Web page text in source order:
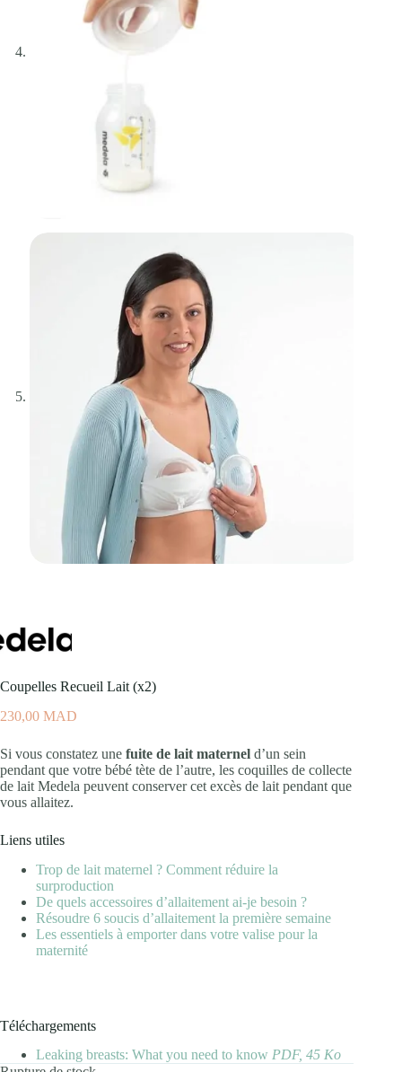
Coupelles Recueil Lait (x2)
230,00 MAD
Si vous constatez une fuite de lait maternel d’un sein
pendant que votre bébé tète de l’autre, les coquilles de collecte
de lait Medela peuvent conserver cet excès de lait pendant que
vous allaitez.
Liens utiles
Trop de lait maternel ? Comment réduire la
surproduction
De quels accessoires d’allaitement ai-je besoin ?
Résoudre 6 soucis d’allaitement la première semaine
Les essentiels à emporter dans votre valise pour la
maternité
Téléchargements
Leaking breasts: What you need to know PDF, 45 Ko